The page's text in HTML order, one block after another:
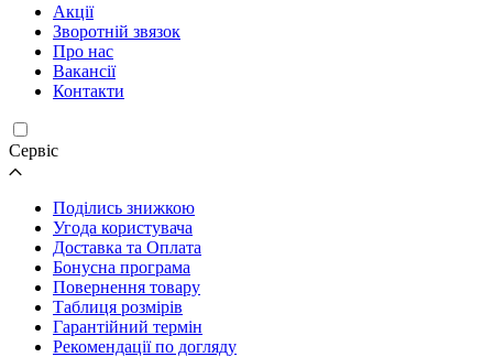
Акції
Зворотній звязок
Про нас
Вакансії
Контакти
Cервіс
Поділись знижкою
Угода користувача
Доставка та Оплата
Бонусна програма
Повернення товару
Таблиця розмірів
Гарантійний термін
Рекомендації по догляду